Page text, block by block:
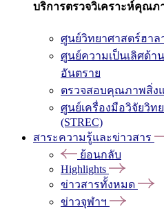
บริการตรวจวิเคราะห์คุณภ
ศูนย์วิทยาศาสตร์ฮาล
ศูนย์ความเป็นเลิศด้า
อันตราย
ตรวจสอบคุณภาพสิ่ง
ศูนย์เครื่องมือวิจัยวิท
(STREC)
สาระความรู้และข่าวสาร
ย้อนกลับ
Highlights
ข่าวสารทั้งหมด
ข่าวจุฬาฯ